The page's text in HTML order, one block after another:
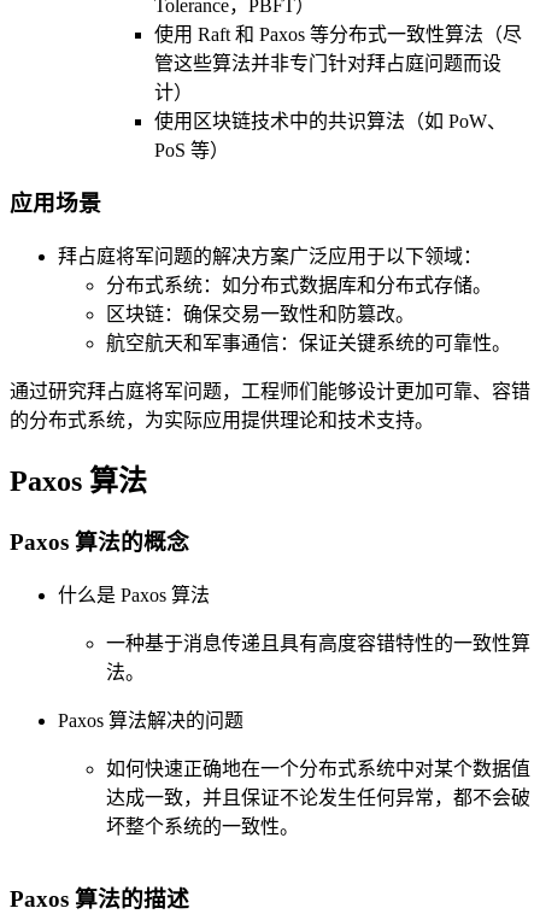
Tolerance，PBFT）
使用 Raft 和 Paxos 等分布式一致性算法（尽
管这些算法并非专门针对拜占庭问题而设
计）
使用区块链技术中的共识算法（如 PoW、
PoS 等）
应用场景
拜占庭将军问题的解决方案广泛应用于以下领域：
分布式系统：如分布式数据库和分布式存储。
区块链：确保交易一致性和防篡改。
航空航天和军事通信：保证关键系统的可靠性。
通过研究拜占庭将军问题，工程师们能够设计更加可靠、容错
的分布式系统，为实际应用提供理论和技术支持。
Paxos 算法
Paxos 算法的概念
什么是 Paxos 算法
一种基于消息传递且具有高度容错特性的一致性算
法。
Paxos 算法解决的问题
如何快速正确地在一个分布式系统中对某个数据值
达成一致，并且保证不论发生任何异常，都不会破
坏整个系统的一致性。
Paxos 算法的描述